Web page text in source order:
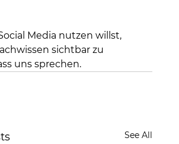
Media nutzen willst,
sichtbar zu
uns sprechen.
See All